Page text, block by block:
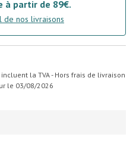
à partir de 89€.
de nos livraisons
la TVA - Hors frais de livraison
le 03/08/2026